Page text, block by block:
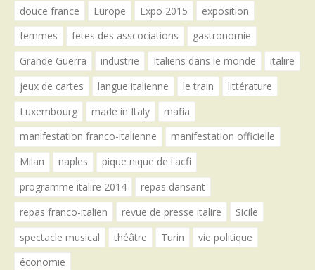
douce france
Europe Expo 2015
exposition
femmes
fetes des asscociations
gastronomie
Grande Guerra
industrie Italiens dans le monde
italire
jeux de cartes
langue italienne le train
littérature
Luxembourg
made in Italy
mafia
manifestation franco-italienne
manifestation officielle
Milan
naples
pique nique de l'acfi
programme italire 2014
repas dansant
repas franco-italien
revue de presse italire
Sicile
spectacle musical
théâtre Turin
vie politique
économie